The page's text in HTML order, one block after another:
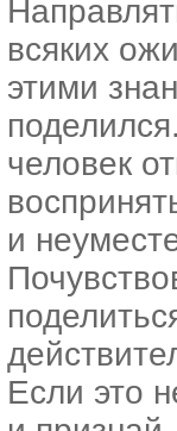
всяких
этими
человек
и
Если это